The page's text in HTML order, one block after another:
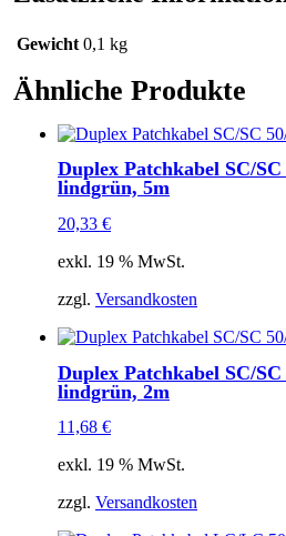
Gewicht 0,1 kg
Ähnliche Produkte
Duplex Patchkabel SC/
lindgrün, 5m
20,33 €
exkl. 19 % MwSt.
zzgl. Versandkosten
Duplex Patchkabel SC/
lindgrün, 2m
11,68 €
exkl. 19 % MwSt.
zzgl. Versandkosten